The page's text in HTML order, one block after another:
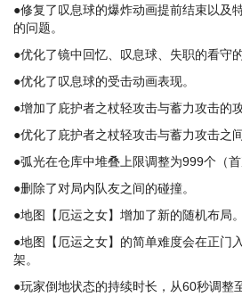
●修复了叹息球的爆炸动画提前结束以及
的问题。
●优化了镜中回忆、叹息球、失职的看守
●优化了叹息球的受击动画表现。
●增加了庇护者之杖轻攻击与蓄力攻击的
●优化了庇护者之杖轻攻击与蓄力攻击之
●弧光在仓库中堆叠上限调整为999个（
●删除了对局内队友之间的碰撞。
●地图【厄运之女】增加了新的随机布局。
●地图【厄运之女】的简单难度会在正门
架。
●玩家倒地状态的持续时长，从60秒调整